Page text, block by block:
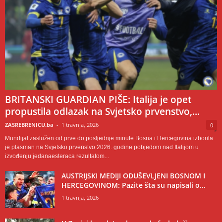
BRITANSKI GUARDIAN PIŠE: Italija je opet
propustila odlazak na Svjetsko prvenstvo,...
ZASREBRENICU.ba - 1 travnja, 2026 0
Mundijal zaslužen od prve do posljednje minute Bosna i Hercegovina izborila
je plasman na Svjetsko prvenstvo 2026. godine pobjedom nad Italijom u
izvođenju jedanaesteraca rezultatom...
AUSTRIJSKI MEDIJI ODUŠEVLJENI BOSNOM I
HERCEGOVINOM: Pazite šta su napisali o...
1 travnja, 2026